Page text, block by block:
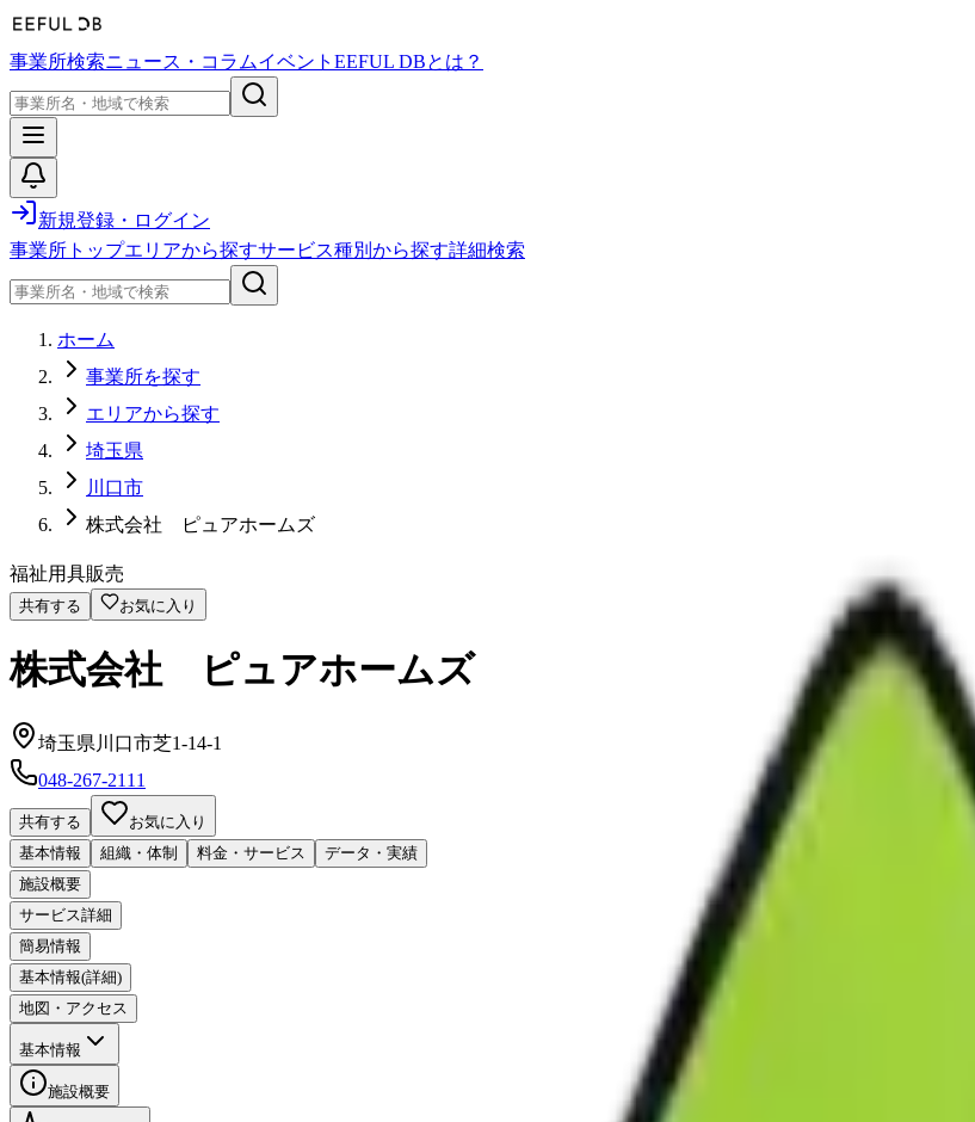
事業所検索ニュース・コラムイベント EEFUL DBとは？
新規登録・ログイン
事業所トップエリアから探すサービス種別から探す詳細検索
ホーム
事業所を探す
エリアから探す
埼玉県
川口市
株式会社 ピュアホームズ
福祉用具販売
共有する お気に入り
株式会社 ピュアホームズ
埼玉県川口市芝1-14-1
048-267-2111
共有する
お気に入り
基本情報
組織・体制 料金・サービス
データ・実績
施設概要
サービス詳細
簡易情報
基本情報(詳細)
地図・アクセス
基本情報
施設概要